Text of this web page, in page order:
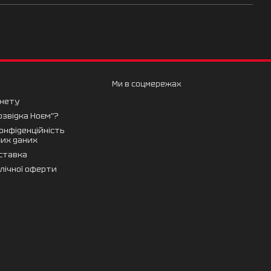
Ноєм"?
даних
оферти
Ми в соцмережах